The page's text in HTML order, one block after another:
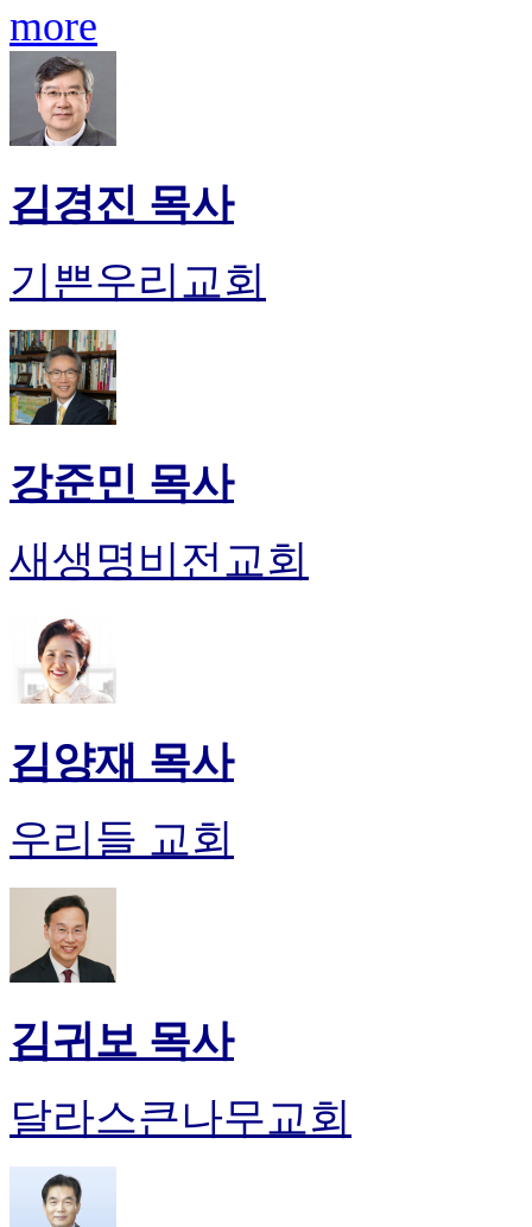
more
김경진 목사
기쁜우리교회
강준민 목사
새생명비전교회
김양재 목사
우리들 교회
김귀보 목사
달라스큰나무교회